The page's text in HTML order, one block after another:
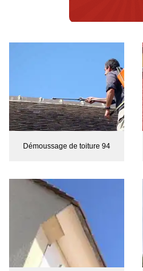
Démoussage de toiture 94